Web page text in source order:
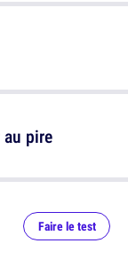
pire
Faire le test